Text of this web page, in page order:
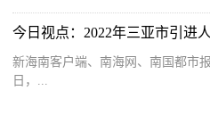
新海南客户端、南海网、南国都市
日，...